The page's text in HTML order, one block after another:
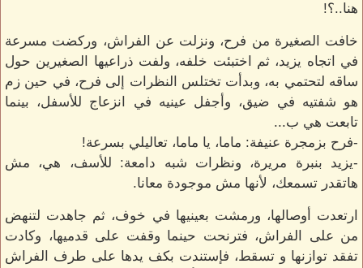
هنا..؟!
خافت الصغيرة من فرح، ونزلت عن الفراش، وركضت مسرعة
في اتجاه يزيد، ثم اختبئت خلفه، ولفت ذراعيها الصغيرين حول
ساقه لتحتمي به، وبدأت تختلس النظرات إلى فرح، في حين زم
هو شفتيه في ضيق، وأجفل عينيه في انزعاج للأسفل، بينما
تابعت هي ب...
-فرح بزمجرة عنيفة: ماما، يا ماما، تعاليلي بسرعة!
-يزيد بنبرة مريرة، ونظرات شبه دامعة: للأسف، هي، مش
هاتقدر تسمعك، لأنها مش موجودة معانا.
ارتعدت أوصالها، ورمشت بعينيها في خوف، ثم جاهدت لتنهض
من على الفراش، فترنحت حينما وقفت على قدميها، وكادت
تفقد توازنها و تسقط، فإستندت بكف يدها على طرف الفراش